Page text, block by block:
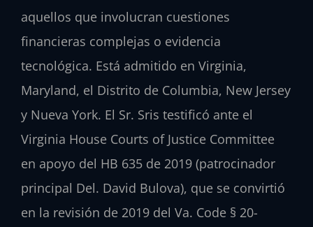
aquellos que involucran cuestiones
financieras complejas o evidencia
tecnológica. Está admitido en Virginia,
Maryland, el Distrito de Columbia, New Jersey
y Nueva York. El Sr. Sris testificó ante el
Virginia House Courts of Justice Committee
en apoyo del HB 635 de 2019 (patrocinador
principal Del. David Bulova), que se convirtió
en la revisión de 2019 del Va. Code § 20-